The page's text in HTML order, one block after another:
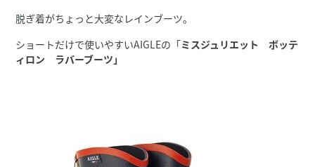
脱ぎ着がちょっと大変なレインブーツ。
ショートだけで使いやすいAIGLEの「ミスジュリエット ボッテ
ィロン ラバーブーツ」